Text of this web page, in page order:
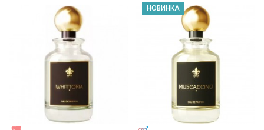
НОВИНКА